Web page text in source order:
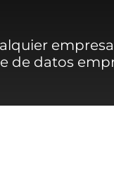
de datos